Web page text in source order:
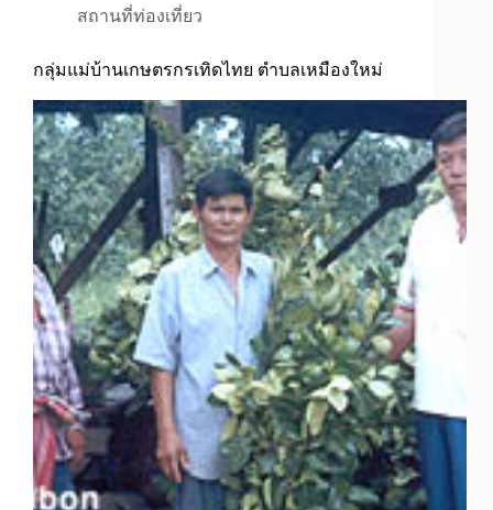
สถานที่ท่องเที่ยว
กลุ่มแม่บ้านเกษตรกรเทิดไทย ตำบลเหมืองใหม่